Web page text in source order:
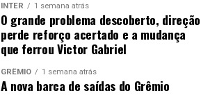
INTER 1 semana atrás
O grande problema descoberto, direção
perde reforço acertado e a mudança
que ferrou Victor Gabriel
GRÊMIO 1 semana atrás
A nova barca de saídas do Grêmio